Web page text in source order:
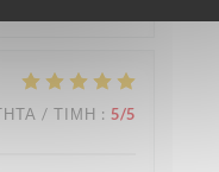
/ ΤΙΜΉ : 5/5